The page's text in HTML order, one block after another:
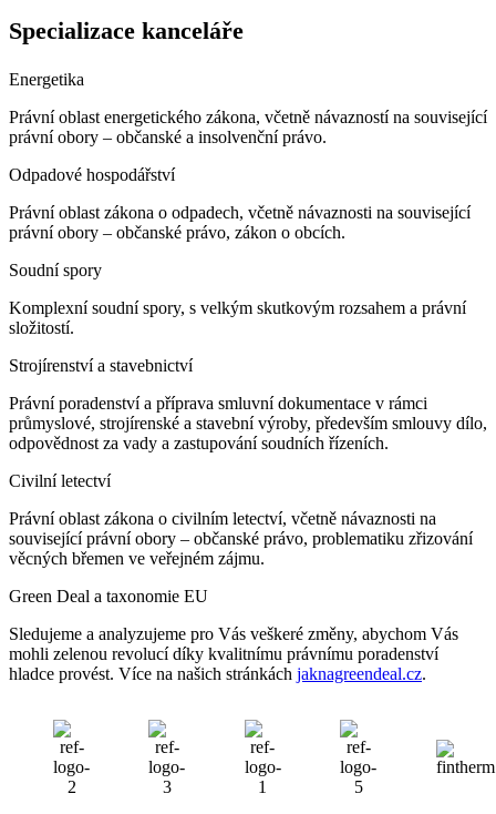
Specializace kanceláře
Energetika
Právní oblast energetického zákona, včetně návazností na související
právní obory – občanské a insolvenční právo.
Odpadové hospodářství
Právní oblast zákona o odpadech, včetně návaznosti na související
právní obory – občanské právo, zákon o obcích.
Soudní spory
Komplexní soudní spory, s velkým skutkovým rozsahem a právní
složitostí.
Strojírenství a stavebnictví
Právní poradenství a příprava smluvní dokumentace v rámci
průmyslové, strojírenské a stavební výroby, především smlouvy dílo,
odpovědnost za vady a zastupování soudních řízeních.
Civilní letectví
Právní oblast zákona o civilním letectví, včetně návaznosti na
související právní obory – občanské právo, problematiku zřizování
věcných břemen ve veřejném zájmu.
Green Deal a taxonomie EU
Sledujeme a analyzujeme pro Vás veškeré změny, abychom Vás
mohli zelenou revolucí díky kvalitnímu právnímu poradenství
hladce provést. Více na našich stránkách jaknagreendeal.cz.